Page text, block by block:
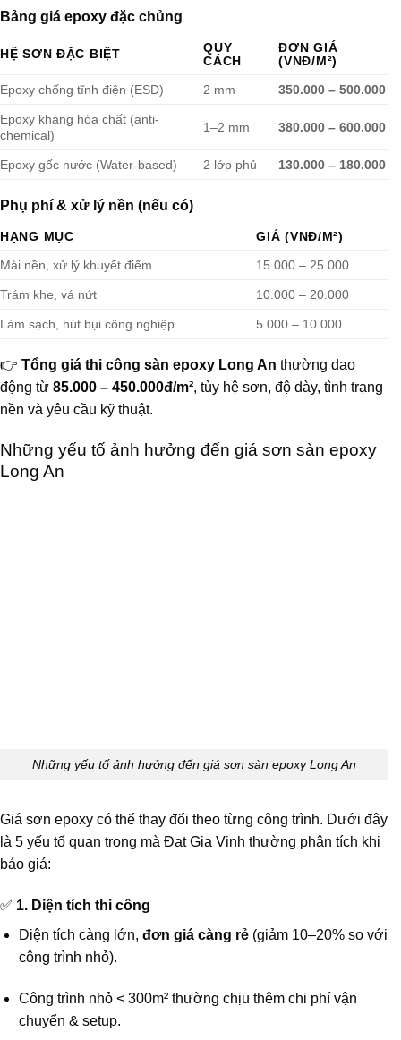
Bảng giá epoxy đặc chủng
HỆ SƠN ĐẶC BIỆT
QUY
CÁCH
ĐƠN GIÁ
(VNĐ/M²)
Epoxy chống tĩnh điện (ESD)
2 mm 350.000 – 500.000
Epoxy kháng hóa chất (anti-
chemical)
1–2 mm 380.000 – 600.000
Epoxy gốc nước (Water-based) 2 lớp phủ 130.000 – 180.000
Phụ phí & xử lý nền (nếu có)
HẠNG MỤC
GIÁ (VNĐ/M²)
Mài nền, xử lý khuyết điểm
15.000 – 25.000
Trám khe, vá nứt 10.000 – 20.000
Làm sạch, hút bụi công nghiệp 5.000 – 10.000
👉 Tổng giá thi công sàn epoxy Long An thường dao
động từ 85.000 – 450.000đ/m², tùy hệ sơn, độ dày, tình trạng
nền và yêu cầu kỹ thuật.
Những yếu tố ảnh hưởng đến giá sơn sàn epoxy
Long An
Những yếu tố ảnh hưởng đến giá sơn sàn epoxy Long An
Giá sơn epoxy có thể thay đổi theo từng công trình. Dưới đây
là 5 yếu tố quan trọng mà Đạt Gia Vinh thường phân tích khi
báo giá:
✅ 1. Diện tích thi công
Diện tích càng lớn, đơn giá càng rẻ(giảm 10–20% so với
công trình nhỏ).
Công trình nhỏ < 300m² thường chịu thêm chi phí vận
chuyển & setup.